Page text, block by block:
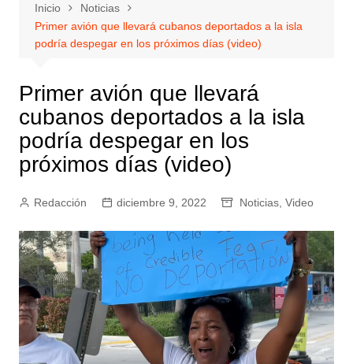
Inicio
Noticias
Primer avión que llevará cubanos deportados a la isla
podría despegar en los próximos días (video)
Primer avión que llevará
cubanos deportados a la isla
podría despegar en los
próximos días (video)
Redacción diciembre 9, 2022 Noticias, Video